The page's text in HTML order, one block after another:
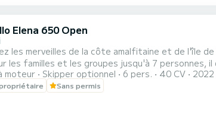
Elena 650 Open
les merveilles de la côte amalfitaine et de l'île
les familles et les groupes jusqu'à 7
les titulaires du permis bateau. Avec skipper:
Grotta dello Smeraldo. Capri : Faraglioni,
moteur Skipper optionnel 6 pers. 40 CV 2022
Sans permis